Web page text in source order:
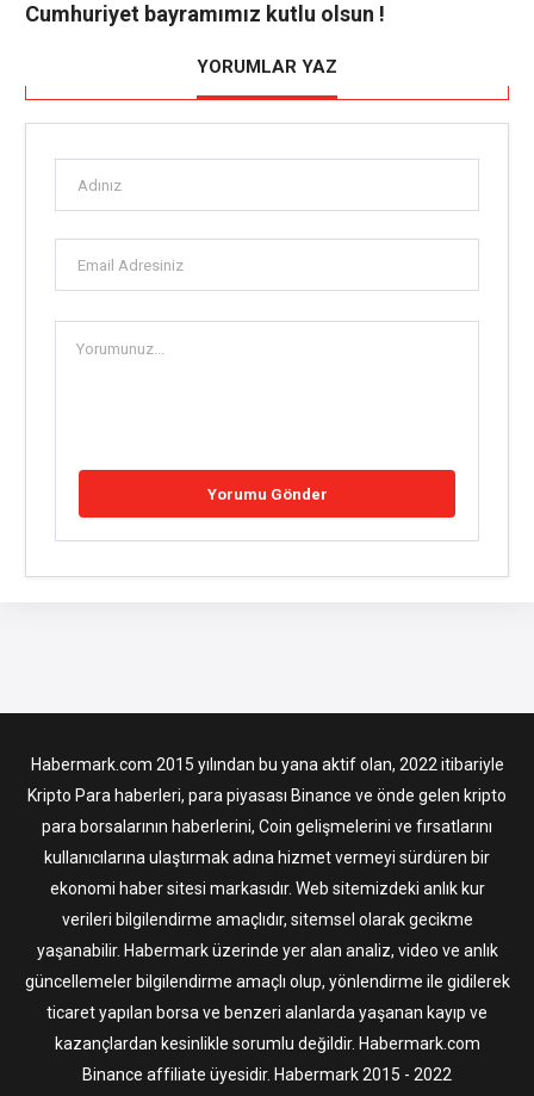
Cumhuriyet bayramımız kutlu olsun !
YORUMLAR YAZ
Habermark.com 2015 yılından bu yana aktif olan, 2022 itibariyle
Kripto Para haberleri, para piyasası Binance ve önde gelen kripto
para borsalarının haberlerini, Coin gelişmelerini ve fırsatlarını
kullanıcılarına ulaştırmak adına hizmet vermeyi sürdüren bir
ekonomi haber sitesi markasıdır. Web sitemizdeki anlık kur
verileri bilgilendirme amaçlıdır, sitemsel olarak gecikme
yaşanabilir. Habermark üzerinde yer alan analiz, video ve anlık
güncellemeler bilgilendirme amaçlı olup, yönlendirme ile gidilerek
ticaret yapılan borsa ve benzeri alanlarda yaşanan kayıp ve
kazançlardan kesinlikle sorumlu değildir. Habermark.com
Binance affiliate üyesidir. Habermark 2015 - 2022